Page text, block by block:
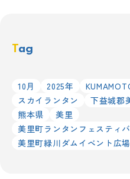
Tag
10月 2025年
スカイランタン
下益城郡
熊本県
美里
美里町ランタンフェスティ
美里町緑川ダムイベント広場